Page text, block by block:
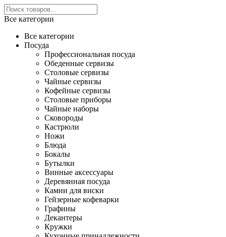
Все категории
Все категории
Посуда
Профессиональная посуда
Обеденные сервизы
Столовые сервизы
Чайные сервизы
Кофейные сервизы
Столовые приборы
Чайные наборы
Сковороды
Кастрюли
Ножи
Блюда
Бокалы
Бутылки
Винные аксессуары
Деревянная посуда
Камни для виски
Гейзерные кофеварки
Графины
Декантеры
Кружки